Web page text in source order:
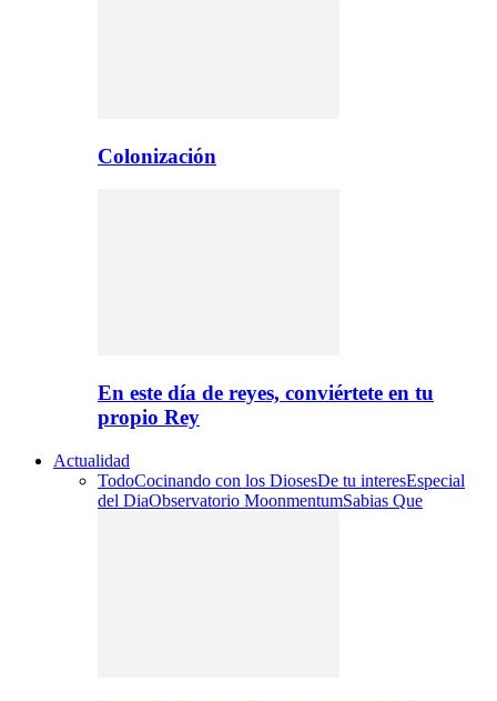
Colonización
En este día de reyes, conviértete en tu
propio Rey
Actualidad
TodoCocinando con los DiosesDe tu interesEspecial
del DiaObservatorio MoonmentumSabias Que